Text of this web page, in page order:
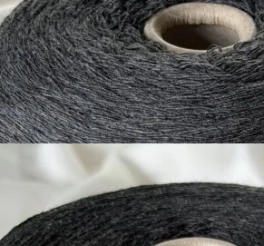
м/100 гтемно-серый
₽
100 г
30%, меринос экстрафайн